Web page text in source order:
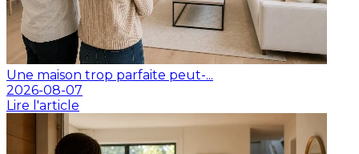
Une maison trop parfaite peut-...
2026-08-07
Lire l'article